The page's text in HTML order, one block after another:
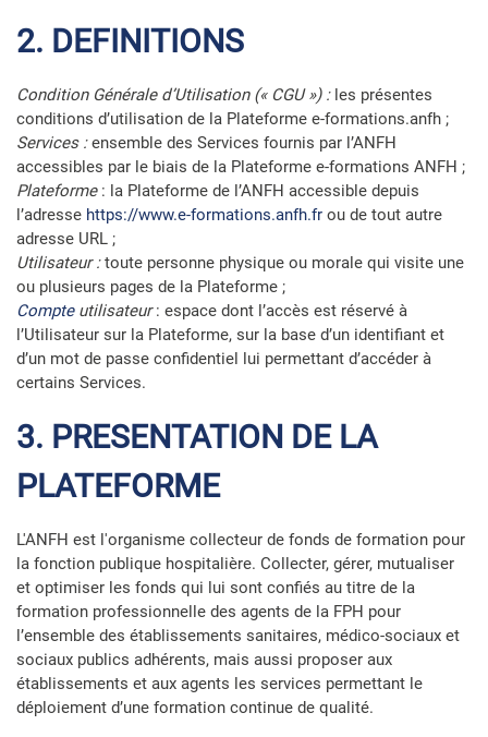
2. DEFINITIONS
Condition Générale d’Utilisation (« CGU ») :les présentes
conditions d’utilisation de la Plateforme e-formations.anfh ;
Services :ensemble des Services fournis par l’ANFH
accessibles par le biais de la Plateforme e-formations ANFH ;
Plateforme : la Plateforme de l’ANFH accessible depuis
l’adresse https://www.e-formations.anfh.fr ou de tout autre
adresse URL ;
Utilisateur :toute personne physique ou morale qui visite une
ou plusieurs pages de la Plateforme ;
Compteutilisateur: espace dont l’accès est réservé à
l’Utilisateur sur la Plateforme, sur la base d’un identifiant et
d’un mot de passe confidentiel lui permettant d’accéder à
certains Services.
3. PRESENTATION DE LA
PLATEFORME
L'ANFH est l'organisme collecteur de fonds de formation pour
la fonction publique hospitalière. Collecter, gérer, mutualiser
et optimiser les fonds qui lui sont confiés au titre de la
formation professionnelle des agents de la FPH pour
l’ensemble des établissements sanitaires, médico-sociaux et
sociaux publics adhérents, mais aussi proposer aux
établissements et aux agents les services permettant le
déploiement d’une formation continue de qualité.